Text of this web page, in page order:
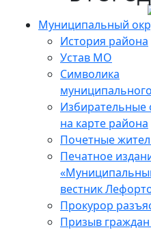
Муниципальный
История района
Устав МО
Символика
Избирательные
на карте района
Почетные
Печатное
вестник
Прокурор
Призыв